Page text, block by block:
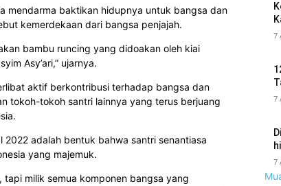
mendarma baktikan hidupnya untuk bangsa dan
kemerdekaan dari bangsa penjajah.
bambu runcing yang didoakan oleh kiai
Asy’ari,” ujarnya.
aktif berkontribusi terhadap bangsa dan
tokoh-tokoh santri lainnya yang terus berjuang
adalah bentuk bahwa santri senantiasa
yang majemuk.
tapi milik semua komponen bangsa yang
7
7
7